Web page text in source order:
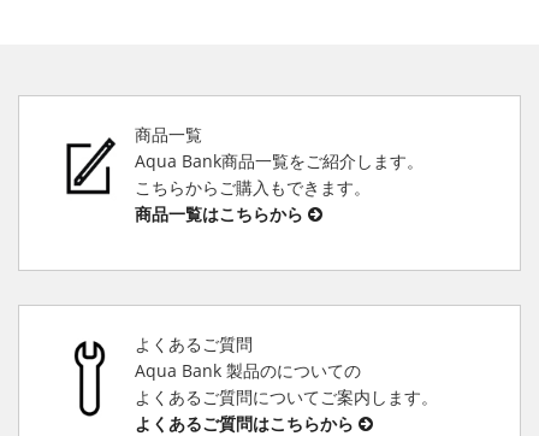
商品一覧
Aqua Bank商品一覧をご紹介します。
こちらからご購入もできます。
商品一覧はこちらから
よくあるご質問
Aqua Bank 製品のについての
よくあるご質問についてご案内します。
よくあるご質問はこちらから